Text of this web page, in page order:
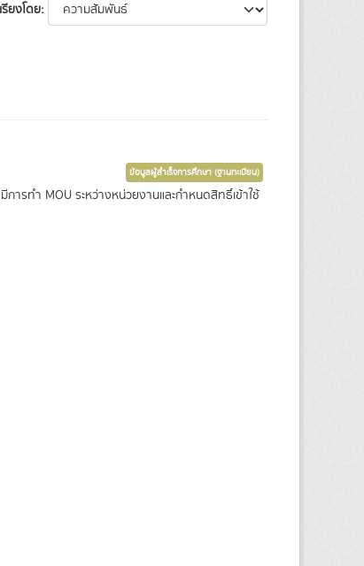
เรียงโดย
ข้อมูลผู้สำเร็จการศึกษา (ฐานทะเบียน)
ารทำ MOU ระหว่างหน่วยงานและกำหนดสิทธิ์เข้าใช้